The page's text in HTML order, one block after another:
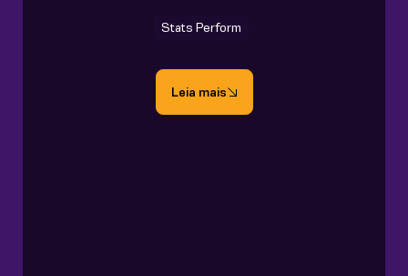
Stats Perform
Leia mais